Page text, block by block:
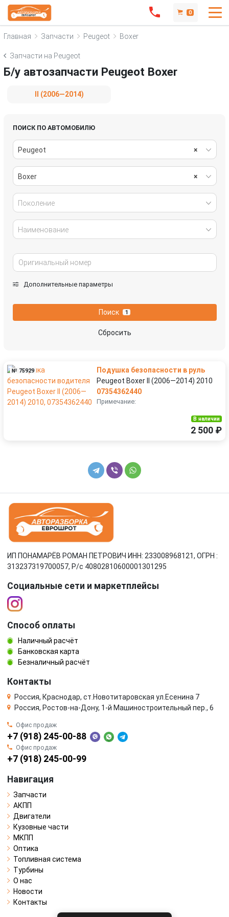
0
Главная Запчасти Peugeot Boxer
Запчасти на Peugeot
Б/у автозапчасти Peugeot Boxer
II (2006—2014)
ПОИСК ПО АВТОМОБИЛЮ
×
Peugeot
×
Boxer
Поколение
Наименование
Дополнительные параметры
Поиск 1
Сбросить
№ 75929
Подушка безопасности в руль
Peugeot Boxer II (2006—2014) 2010
07354362440
Примечание:
В наличии
2 500 ₽
ИП ПОНАМАРЁВ РОМАН ПЕТРОВИЧ ИНН: 233008968121, ОГРН :
313237319700057, Р/c 40802810600001301295
Социальные сети и маркетплейсы
Способ оплаты
Наличный расчёт
Банковская карта
Безналичный расчёт
Контакты
Россия, Краснодар, ст.Новотитаровская ул.Есенина 7
Россия, Ростов-на-Дону, 1-й Машиностроительный пер., 6
Офис продаж
+7 (918) 245-00-88
Офис продаж
+7 (918) 245-00-99
Навигация
Запчасти
АКПП
Двигатели
Кузовные части
МКПП
Оптика
Топливная система
Турбины
О нас
Новости
Контакты